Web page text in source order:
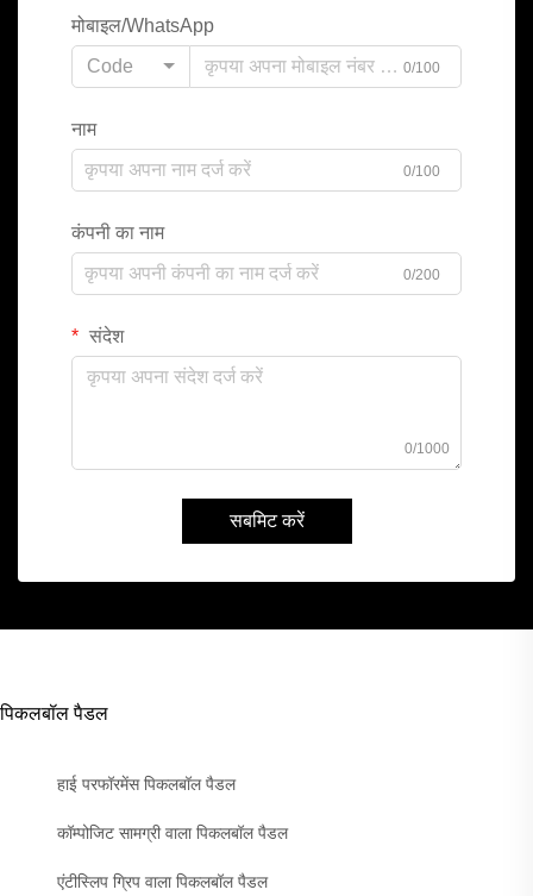
मोबाइल/WhatsApp
Code
0/100
नाम
0/100
कंपनी का नाम
0/200
संदेश
0/1000
सबमिट करें
पिकलबॉल पैडल
हाई परफॉरमेंस पिकलबॉल पैडल
कॉम्पोजिट सामग्री वाला पिकलबॉल पैडल
एंटीस्लिप ग्रिप वाला पिकलबॉल पैडल